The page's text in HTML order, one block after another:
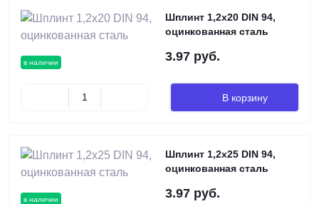
в наличии
Шплинт 1,2х20 DIN 94,
оцинкованная сталь
3.97 руб.
В корзину
в наличии
Шплинт 1,2х25 DIN 94,
оцинкованная сталь
3.97 руб.